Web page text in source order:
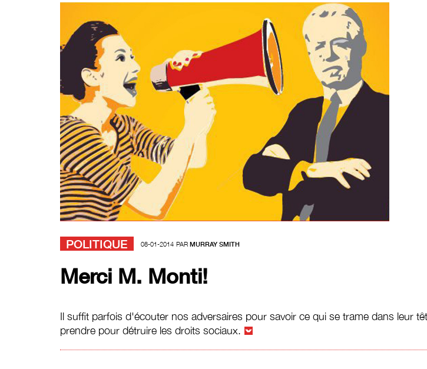
POLITIQUE 08-01-2014 PAR MURRAY SMITH
Merci M. Monti!
Il suffit parfois d'écouter nos adversaires pour savoir ce qui se trame dans leur
prendre pour détruire les droits sociaux.